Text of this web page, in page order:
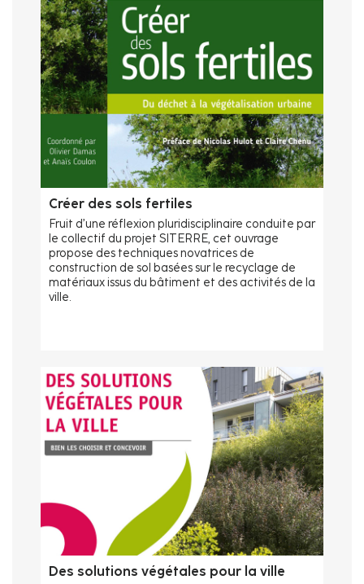
Créer des sols fertiles
Fruit d’une réflexion pluridisciplinaire conduite par
le collectif du projet SITERRE, cet ouvrage
propose des techniques novatrices de
construction de sol basées sur le recyclage de
matériaux issus du bâtiment et des activités de la
ville.
Des solutions végétales pour la ville